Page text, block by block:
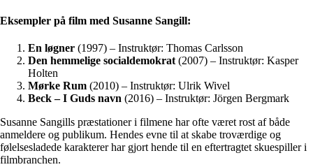
Eksempler på film med Susanne Sangill:
En løgner (1997) – Instruktør: Thomas Carlsson
Den hemmelige socialdemokrat (2007) – Instruktør: Kasper
Holten
Mørke Rum (2010) – Instruktør: Ulrik Wivel
Beck – I Guds navn (2016) – Instruktør: Jörgen Bergmark
Susanne Sangills præstationer i filmene har ofte været rost af både
anmeldere og publikum. Hendes evne til at skabe troværdige og
følelsesladede karakterer har gjort hende til en eftertragtet skuespiller i
filmbranchen.